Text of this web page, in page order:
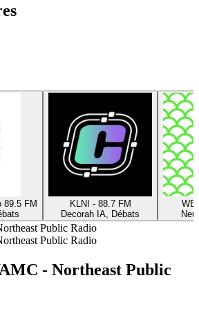
89.5 FM
KLNI - 88.7 FM
Decorah IA, Débats
Public Radio
Public Radio
- Northeast Public